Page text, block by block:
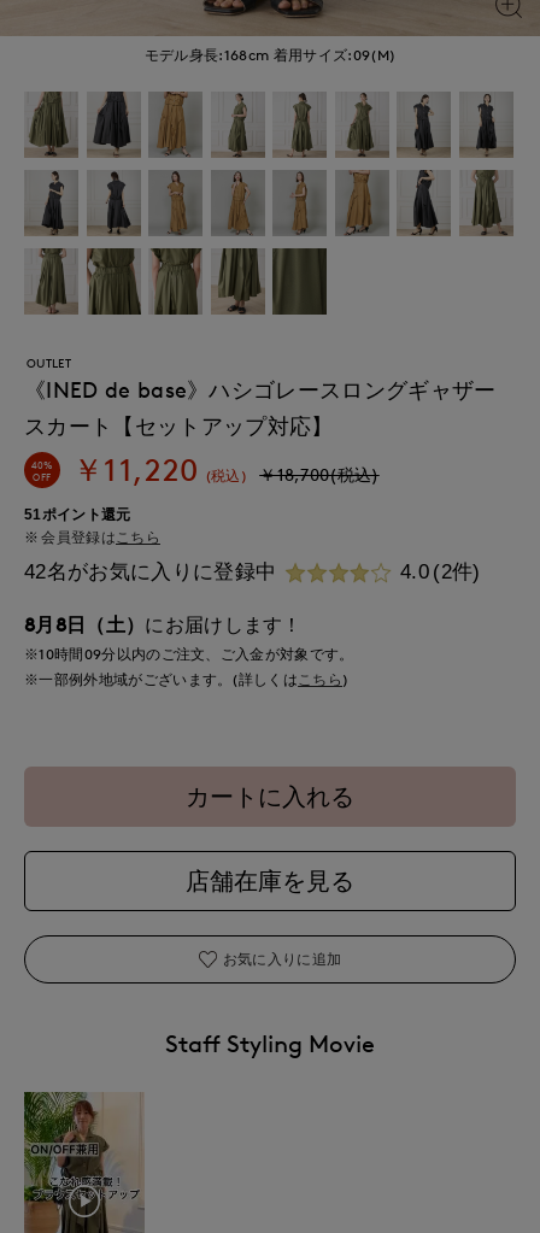
モデル身長:168cm 着用サイズ:09(M)
OUTLET
《INED de base》ハシゴレースロングギャザー
スカート【セットアップ対応】
40%
OFF
￥11,220 (税込) ￥18,700(税込)
51ポイント還元
会員登録は こちら
42名がお気に入りに登録中 4.0 (2件)
8月8日（土） にお届けします！
※10時間09分以内のご注文、ご入金が対象です。
※一部例外地域がございます。(詳しくはこちら )
カートに入れる
店舗在庫を見る
お気に入りに追加
Staff Styling Movie